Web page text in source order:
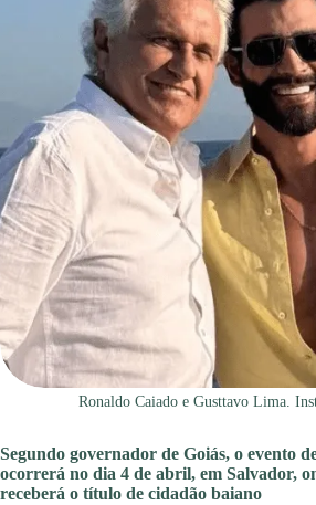
Ronaldo Caiado e Gusttavo Lima.
Segundo governador de Goiás, o evento
ocorrerá no dia 4 de abril, em Salvador,
receberá o título de cidadão baiano